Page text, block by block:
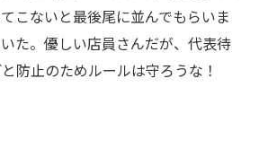
こないと最後尾に並んでもらいま
た。優しい店員さんだが、代表待
防止のためルールは守ろうな！